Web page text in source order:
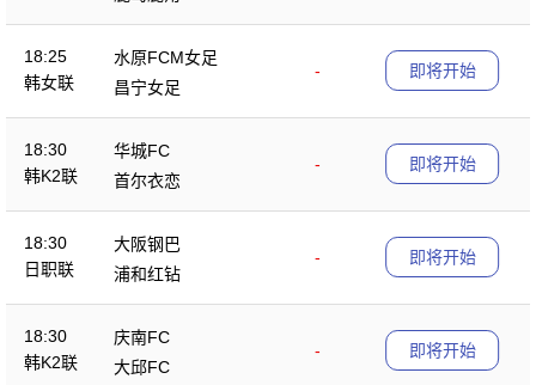
18:25
韩女联
水原FCM女足
-
昌宁女足
即将开始
18:30
韩K2联
华城FC
-
首尔衣恋
即将开始
18:30
日职联
大阪钢巴
-
浦和红钻
即将开始
18:30
韩K2联
庆南FC
-
大邱FC
即将开始